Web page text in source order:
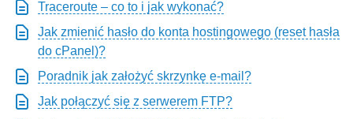
Traceroute – co to i jak wykonać?
Jak zmienić hasło do konta hostingowego (reset hasła
do cPanel)?
Poradnik jak założyć skrzynkę e-mail?
Jak połączyć się z serwerem FTP?